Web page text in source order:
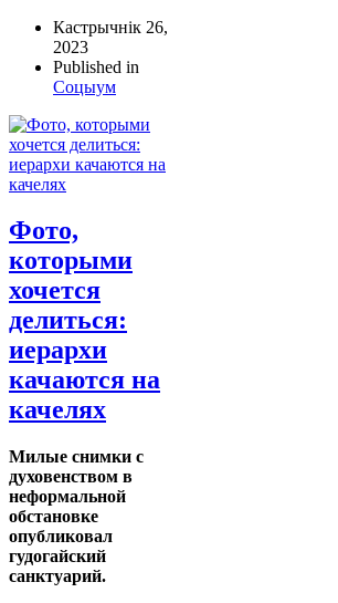
Кастрычнік 26,
2023
Published in
Соцыум
Фото,
которыми
хочется
делиться:
иерархи
качаются на
качелях
Милые снимки с
духовенством в
неформальной
обстановке
опубликовал
гудогайский
санктуарий.